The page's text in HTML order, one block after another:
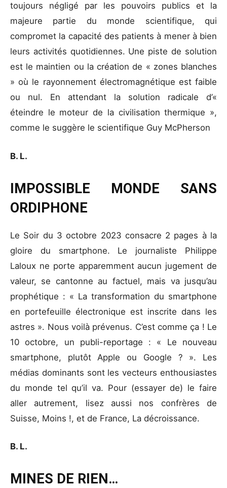
toujours négligé par les pouvoirs publics et la
majeure partie du monde scientifique, qui
compromet la capacité des patients à mener à bien
leurs activités quotidiennes. Une piste de solution
est le maintien ou la création de « zones blanches
» où le rayonnement électromagnétique est faible
ou nul. En attendant la solution radicale d’«
éteindre le moteur de la civilisation thermique »,
comme le suggère le scientifique Guy McPherson
B. L.
IMPOSSIBLE MONDE SANS
ORDIPHONE
Le Soir du 3 octobre 2023 consacre 2 pages à la
gloire du smartphone. Le journaliste Philippe
Laloux ne porte apparemment aucun jugement de
valeur, se cantonne au factuel, mais va jusqu’au
prophétique : « La transformation du smartphone
en portefeuille électronique est inscrite dans les
astres ». Nous voilà prévenus. C’est comme ça ! Le
10 octobre, un publi-reportage : « Le nouveau
smartphone, plutôt Apple ou Google ? ». Les
médias dominants sont les vecteurs enthousiastes
du monde tel qu’il va. Pour (essayer de) le faire
aller autrement, lisez aussi nos confrères de
Suisse, Moins !, et de France, La décroissance.
B. L.
MINES DE RIEN…